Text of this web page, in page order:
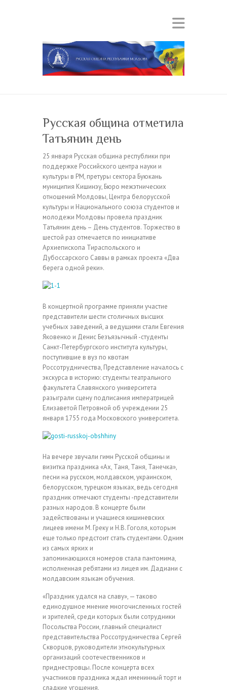
Русская община отметила
Татьянин день
25 января Русская община республики при
поддержке Российского центра науки и
культуры в РМ, претуры сектора Буюкань
муниципия Кишинэу, Бюро межэтнических
отношений Молдовы, Центра белорусской
культуры и Национального союза студентов и
молодежи Молдовы провела праздник
Татьянин день – День студентов. Торжество в
шестой раз отмечается по инициативе
Архиепископа Тираспольского и
Дубоссарского Саввы в рамках проекта «Два
берега одной реки».
В концертной программе приняли участие
представители шести столичных высших
учебных заведений, а ведущими стали Евгения
Яковенко и Денис Безъязычный -студенты
Санкт-Петербургского института культуры,
поступившие в вуз по квотам
Россотрудничества, Представление началось с
экскурса в историю: студенты театрального
факультета Славянского университета
разыграли сцену подписания императрицей
Елизаветой Петровной об учреждении 25
января 1755 года Московского университета.
На вечере звучали гимн Русской общины и
визитка праздника «Ах, Таня, Таня, Танечка»,
песни на русском, молдавском, украинском,
белорусском, турецком языках, ведь сегодня
праздник отмечают студенты -представители
разных народов. В концерте были
задействованы и учащиеся кишиневских
лицеев имени М. Греку и Н.В. Гоголя, которым
еще только предстоит стать студентами. Одним
из самых ярких и
запоминающихся номеров стала пантомима,
исполненная ребятами из лицея им. Дадиани с
молдавским языкам обучения.
«Праздник удался на славу», — таково
единодушное мнение многочисленных гостей
и зрителей, среди которых были сотрудники
Посольства России, главный специалист
представительства Россотрудничества Сергей
Скворцов, руководители этнокультурных
организаций соотечественников и
приднестровцы. После концерта всех
участников праздника ждал именинный торт и
сладкие угощения.